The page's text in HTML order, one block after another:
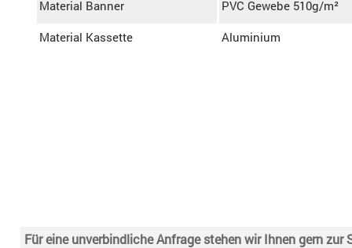
Material Banner PVC Gewebe 510g/m²
Material Kassette Aluminium
Für eine unverbindliche Anfrage stehen wir Ihnen gern zur